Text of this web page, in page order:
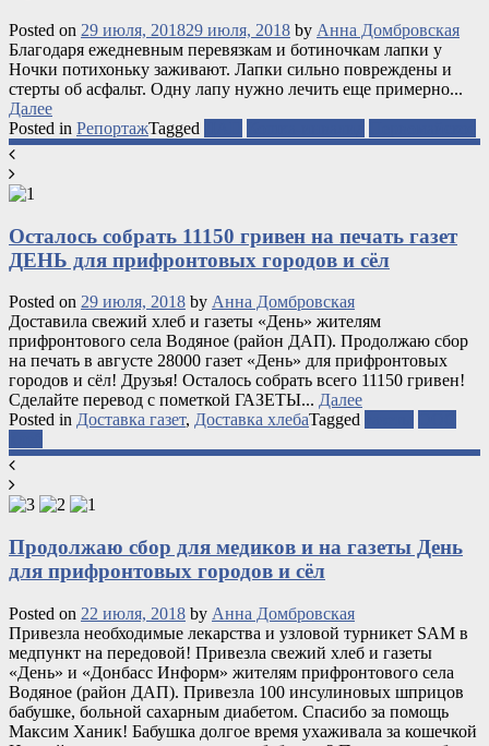
Posted on 29 июля, 201829 июля, 2018 by Анна Домбровская
Благодаря ежедневным перевязкам и ботиночкам лапки у
Ночки потихоньку заживают. Лапки сильно повреждены и
стерты об асфальт. Одну лапу нужно лечить еще примерно...
Далее
Posted in РепортажTagged
Осталось собрать 11150 гривен на печать газет
ДЕНЬ для прифронтовых городов и сёл
Posted on 29 июля, 2018 by Анна Домбровская
Доставила свежий хлеб и газеты «День» жителям
прифронтового села Водяное (район ДАП). Продолжаю сбор
на печать в августе 28000 газет «День» для прифронтовых
городов и сёл! Друзья! Осталось собрать всего 11150 гривен!
Сделайте перевод с пометкой ГАЗЕТЫ... Далее
Posted in Доставка газет, Доставка хлебаTagged
Продолжаю сбор для медиков и на газеты День
для прифронтовых городов и сёл
Posted on 22 июля, 2018 by Анна Домбровская
Привезла необходимые лекарства и узловой турникет SAM в
медпункт на передовой! Привезла свежий хлеб и газеты
«День» и «Донбасс Информ» жителям прифронтового села
Водяное (район ДАП). Привезла 100 инсулиновых шприцов
бабушке, больной сахарным диабетом. Спасибо за помощь
Максим Ханик! Бабушка долгое время ухаживала за кошечкой